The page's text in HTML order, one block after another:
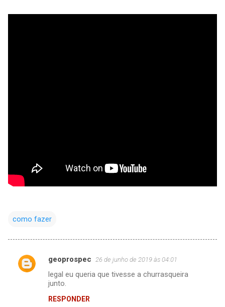
como fazer
C
geoprospec 26 de junho de 2019 às 04:01
legal eu queria que tivesse a churrasqueira
junto.
RESPONDER